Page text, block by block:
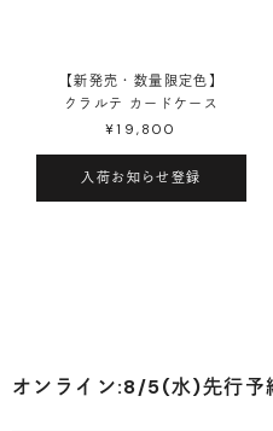
【新発売・数量限定色】
クラルテ カードケース
¥19,800
入荷お知らせ登録
オンライン:8/5(水)先行予